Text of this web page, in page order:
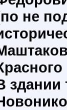
не
здании